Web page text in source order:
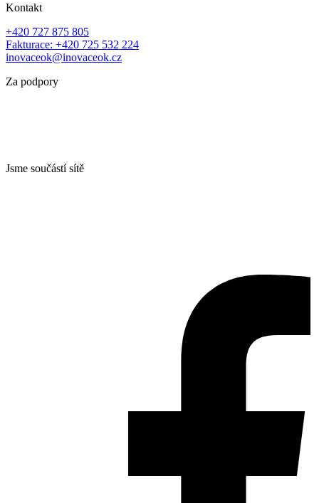
Kontakt
+420 727 875 805
Fakturace: +420 725 532 224
inovaceok@inovaceok.cz
Za podpory
Jsme součástí sítě